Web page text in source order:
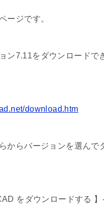
ージです。
ン7.11をダウンロードで
download.htm
からバージョンを選んで
をダウンロードする 】